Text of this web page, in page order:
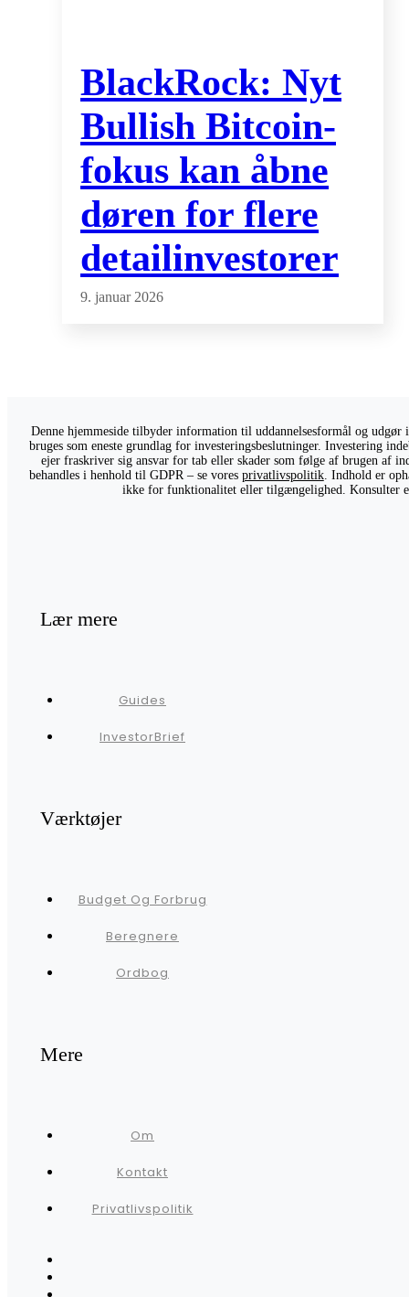
BlackRock: Nyt
Bullish Bitcoin-
fokus kan åbne
døren for flere
detailinvestorer
9. januar 2026
Denne hjemmeside tilbyder information til uddannelsesformål og
bruges som eneste grundlag for investeringsbeslutninger. Investering
ejer fraskriver sig ansvar for tab eller skader som følge af brugen af
behandles i henhold til GDPR – se vores privatlivspolitik. Indhold er
ikke for funktionalitet eller tilgængelighed. Konsulter
Lær mere
Guides
InvestorBrief
Værktøjer
Budget Og Forbrug
Beregnere
Ordbog
Mere
Om
Kontakt
Privatlivspolitik